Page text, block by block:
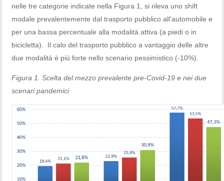
nelle tre categorie indicate nella Figura 1, si rileva uno shift
modale prevalentemente dal trasporto pubblico all’automobile e
per una bassa percentuale alla modalità attiva (a piedi o in
bicicletta). Il calo del trasporto pubblico a vantaggio delle altre
due modalità è più forte nello scenario pessimistico (-10%).
Figura 1. Scelta del mezzo prevalente pre-Covid-19 e nei due
scenari pandemici